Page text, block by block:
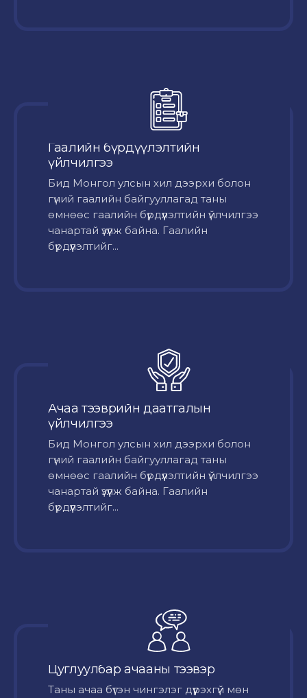
Гаалийн бүрдүүлэлтийн
үйлчилгээ
Бид Монгол улсын хил дээрхи болон
гүний гаалийн байгууллагад таны
өмнөөс гаалийн бүрдүүлэлтийн үйлчилгээ
чанартай үзүүлж байна. Гаалийн
бүрдүүлэлтийг...
Ачаа тээврийн даатгалын
үйлчилгээ
Бид Монгол улсын хил дээрхи болон
гүний гаалийн байгууллагад таны
өмнөөс гаалийн бүрдүүлэлтийн үйлчилгээ
чанартай үзүүлж байна. Гаалийн
бүрдүүлэлтийг...
Цуглуулбар ачааны тээвэр
Таны ачаа бүтэн чингэлэг дүүрэхгүй мөн